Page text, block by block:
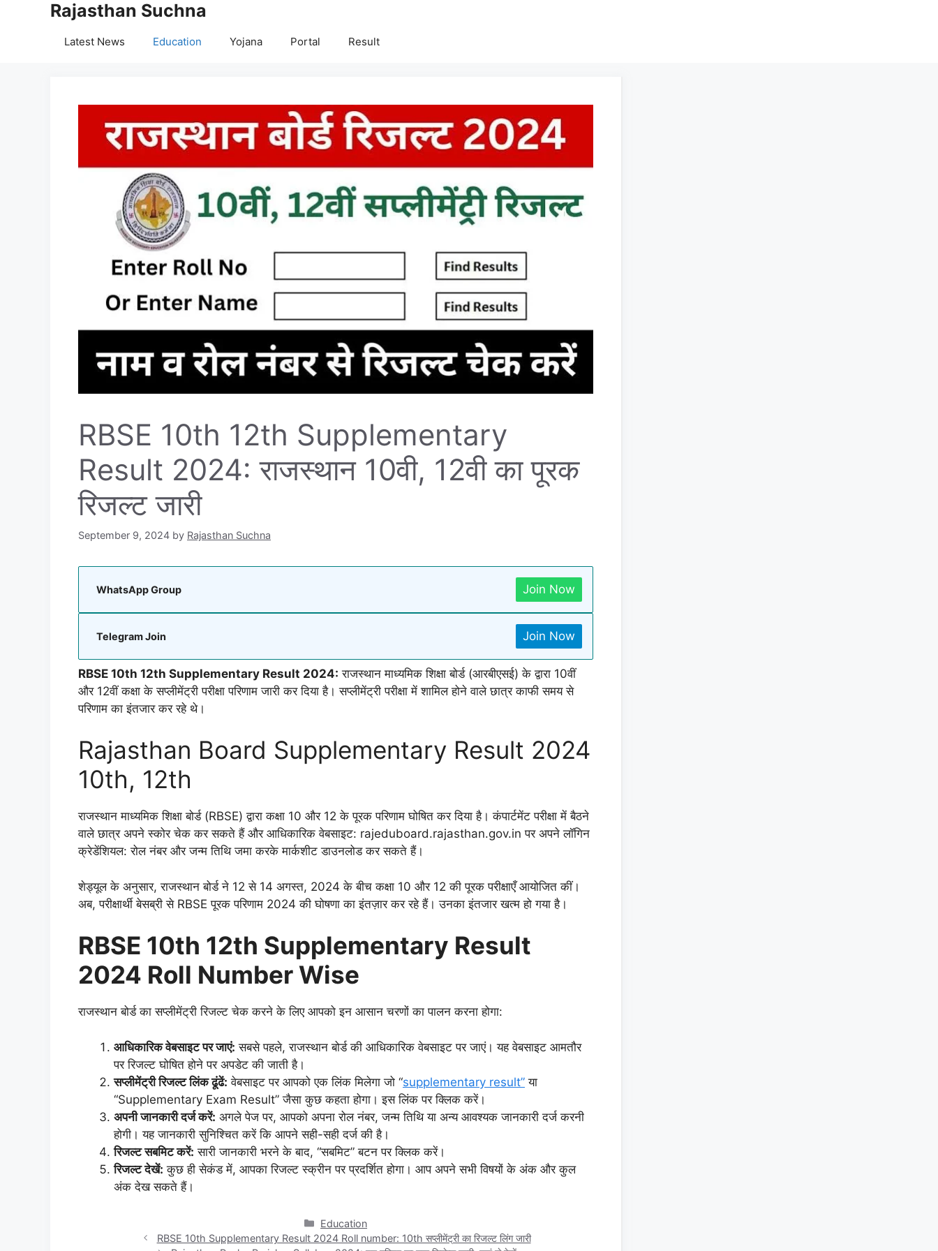
Rajasthan Suchna
Latest News Education Yojana Portal Result
RBSE 10th 12th Supplementary
Result 2024: राजस्थान 10वी, 12वी का पूरक
रिजल्ट जारी
September 9, 2024 by Rajasthan Suchna
WhatsApp Group Join Now
Telegram Join Join Now
RBSE 10th 12th Supplementary Result 2024: राजस्थान माध्यमिक शिक्षा बोर्ड (आरबीएसई) के द्वारा 10वीं
और 12वीं कक्षा के सप्लीमेंट्री परीक्षा परिणाम जारी कर दिया है। सप्लीमेंट्री परीक्षा में शामिल होने वाले छात्र काफी समय से
परिणाम का इंतजार कर रहे थे।
Rajasthan Board Supplementary Result 2024
10th, 12th
राजस्थान माध्यमिक शिक्षा बोर्ड (RBSE) द्वारा कक्षा 10 और 12 के पूरक परिणाम घोषित कर दिया है। कंपार्टमेंट परीक्षा में बैठने
वाले छात्र अपने स्कोर चेक कर सकते हैं और आधिकारिक वेबसाइट: rajeduboard.rajasthan.gov.in पर अपने लॉगिन
क्रेडेंशियल: रोल नंबर और जन्म तिथि जमा करके मार्कशीट डाउनलोड कर सकते हैं।
शेड्यूल के अनुसार, राजस्थान बोर्ड ने 12 से 14 अगस्त, 2024 के बीच कक्षा 10 और 12 की पूरक परीक्षाएँ आयोजित कीं।
अब, परीक्षार्थी बेसब्री से RBSE पूरक परिणाम 2024 की घोषणा का इंतज़ार कर रहे हैं। उनका इंतजार खत्म हो गया है।
RBSE 10th 12th Supplementary Result
2024 Roll Number Wise
राजस्थान बोर्ड का सप्लीमेंट्री रिजल्ट चेक करने के लिए आपको इन आसान चरणों का पालन करना होगा:
आधिकारिक वेबसाइट पर जाएं: सबसे पहले, राजस्थान बोर्ड की आधिकारिक वेबसाइट पर जाएं। यह वेबसाइट आमतौर
पर रिजल्ट घोषित होने पर अपडेट की जाती है।
सप्लीमेंट्री रिजल्ट लिंक ढूंढें: वेबसाइट पर आपको एक लिंक मिलेगा जो “supplementary result” या
“Supplementary Exam Result” जैसा कुछ कहता होगा। इस लिंक पर क्लिक करें।
अपनी जानकारी दर्ज करें: अगले पेज पर, आपको अपना रोल नंबर, जन्म तिथि या अन्य आवश्यक जानकारी दर्ज करनी
होगी। यह जानकारी सुनिश्चित करें कि आपने सही-सही दर्ज की है।
रिजल्ट सबमिट करें: सारी जानकारी भरने के बाद, “सबमिट” बटन पर क्लिक करें।
रिजल्ट देखें: कुछ ही सेकंड में, आपका रिजल्ट स्क्रीन पर प्रदर्शित होगा। आप अपने सभी विषयों के अंक और कुल
अंक देख सकते हैं।
Categories
Education
RBSE 10th Supplementary Result 2024 Roll number: 10th सप्लीमेंट्री का रिजल्ट लिंग जारी